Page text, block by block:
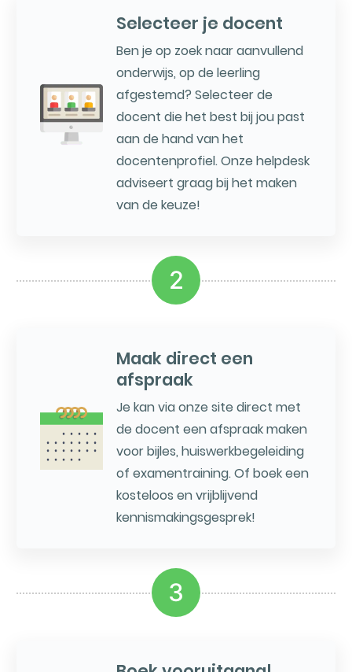
Selecteer je docent
Ben je op zoek naar aanvullend
onderwijs, op de leerling
afgestemd? Selecteer de
docent die het best bij jou past
aan de hand van het
docentenprofiel. Onze helpdesk
adviseert graag bij het maken
van de keuze!
2
Maak direct een
afspraak
Je kan via onze site direct met
de docent een afspraak maken
voor bijles, huiswerkbegeleiding
of examentraining. Of boek een
kosteloos en vrijblijvend
kennismakingsgesprek!
3